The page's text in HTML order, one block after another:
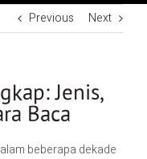
HomePrevious Next
Jenis,
Baca
beberapa dekade